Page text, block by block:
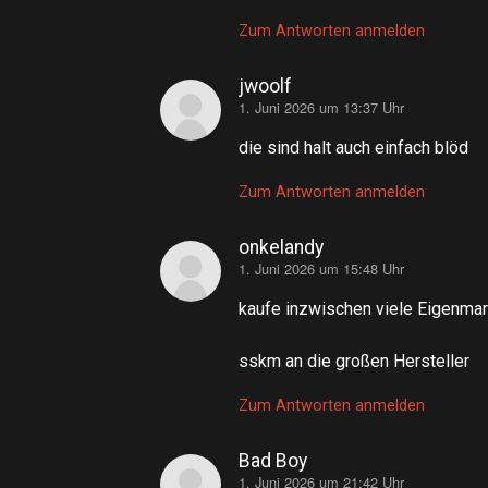
Zum Antworten anmelden
jwoolf
sagt:
1. Juni 2026 um 13:37 Uhr
die sind halt auch einfach blöd
Zum Antworten anmelden
onkelandy
sagt:
1. Juni 2026 um 15:48 Uhr
kaufe inzwischen viele
sskm an die großen Hersteller
Zum Antworten anmelden
Bad Boy
1. Juni 2026 um 21:42 Uhr